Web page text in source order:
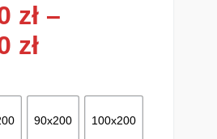
zł –
złZakres cen:
90x200 100x200